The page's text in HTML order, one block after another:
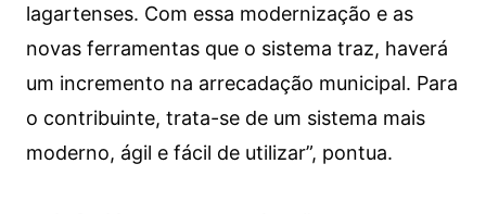
lagartenses. Com essa modernização e as
novas ferramentas que o sistema traz, haverá
um incremento na arrecadação municipal. Para
o contribuinte, trata-se de um sistema mais
moderno, ágil e fácil de utilizar”, pontua.